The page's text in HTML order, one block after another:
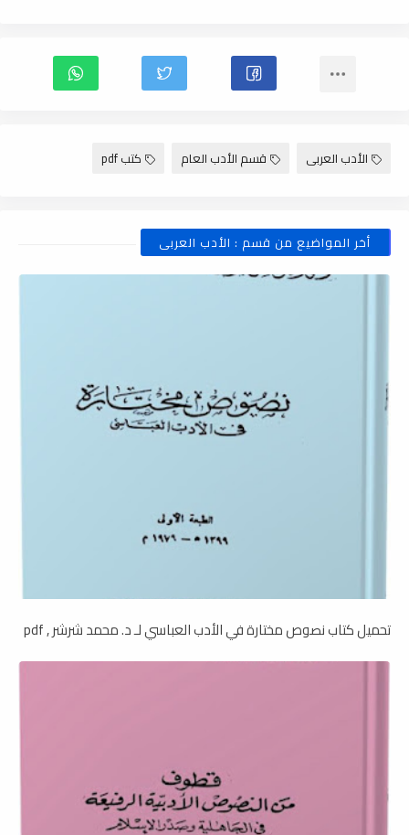
الأدب العربى قسم الأدب العام كتب pdf
أخر المواضيع من قسم : الأدب العربى
تحميل كتاب نصوص مختارة في الأدب العباسي لـ د. محمد شرشر , pdf